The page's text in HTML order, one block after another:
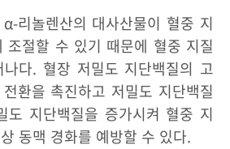
리놀렌산의 대사산물이 혈중 지
조절할 수 있기 때문에 혈중 지질
다. 혈장 저밀도 지단백질의 고
환을 촉진하고 저밀도 지단백질
도 지단백질을 증가시켜 혈중 지
동맥 경화를 예방할 수 있다.